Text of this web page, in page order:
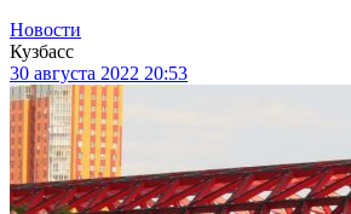
Новости
Кузбасс
30 августа 2022 20:53